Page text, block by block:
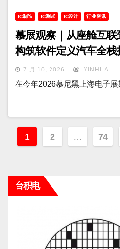
IC制造 IC测试 IC设计 行业资讯
慕展观察｜从座舱互
构筑软件定义汽车全栈
7 月 10, 2026 YINHUA
在今年2026慕尼黑上海电子
文
分
页
1 2 … 74
台积电